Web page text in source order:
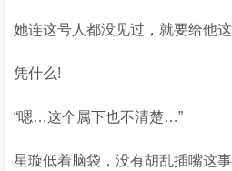
她连这号人都没见过，就要给他
凭什么!
“嗯…这个属下也不清楚…”
星璇低着脑袋，没有胡乱插嘴这事